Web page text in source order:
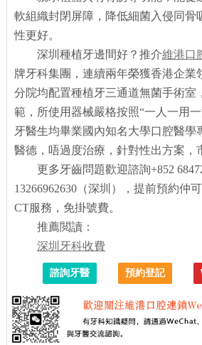
軟組織封閉屏障，降低細菌入侵同骨
性更好。
深圳種植牙邊間好？推介維港口
牌牙科集團，連續兩年榮獲香港企業
分院均配置種植牙三通道無菌手術室
範，所使用器械嚴格按照“一人一用
牙醫生均畢業國內知名大學口腔醫學
醫德，唔過度治療，針對性出方案，
更多牙齒問題歡迎諮詢+852
13266962630（深圳），提前預約仲
CT服務，免掛號費。
推薦閲讀：
深圳牙科收費
諮詢牙醫 預約登記